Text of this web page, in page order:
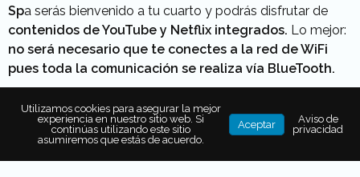
Spa serás bienvenido a tu cuarto y podrás disfrutar de
contenidos de YouTube y Netflix integrados. Lo mejor:
no será necesario que te conectes a la red de WiFi
pues toda la comunicación se realiza vía BlueTooth.
Utilizamos cookies para asegurar la mejor
experiencia en nuestro sitio web. Si
continúas utilizando este sitio
asumiremos que estás de acuerdo.
Aceptar
Aviso de
privacidad